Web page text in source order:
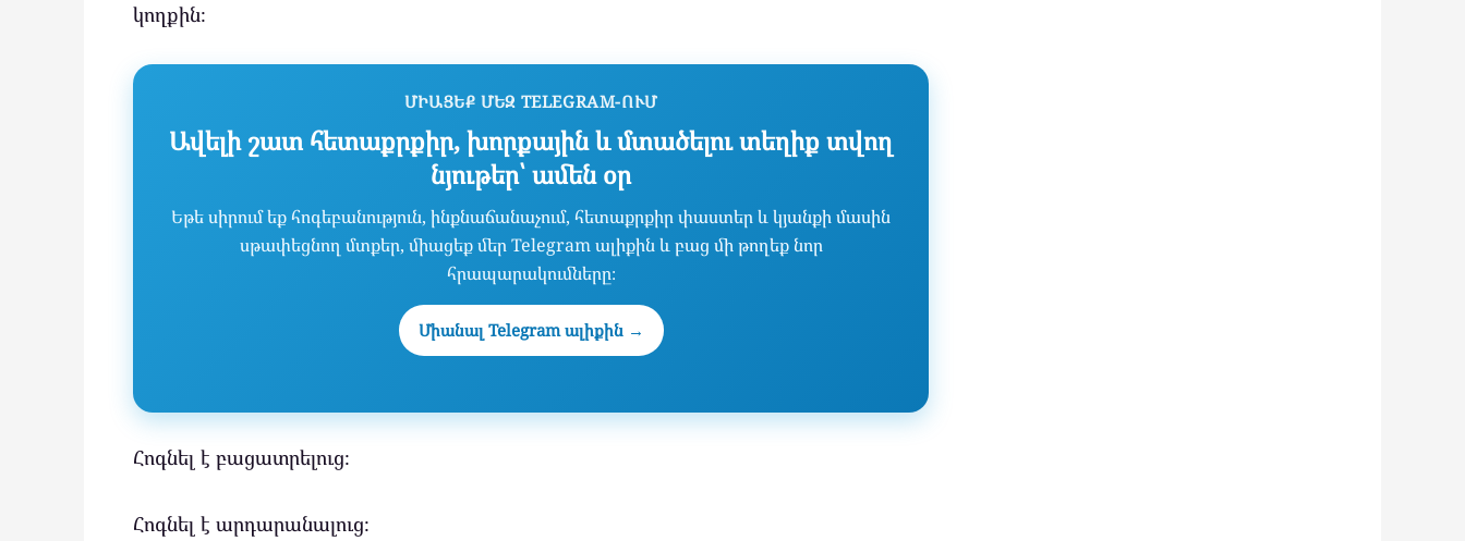
կողքին։
ՄԻԱՑԵՔ ՄԵԶ TELEGRAM-ՈՒՄ
Ավելի շատ հետաքրքիր, խորքային և մտածելու տեղիք տվող
նյութեր՝ ամեն օր
Եթե սիրում եք հոգեբանություն, ինքնաճանաչում, հետաքրքիր փաստեր և կյանքի մասին
սթափեցնող մտքեր, միացեք մեր Telegram ալիքին և բաց մի թողեք նոր
հրապարակումները։
Միանալ Telegram ալիքին →
Հոգնել է բացատրելուց։
Հոգնել է արդարանալուց։